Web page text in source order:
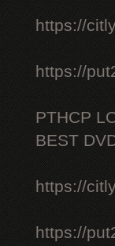
https://
https://
PTHCP
BEST
https://
https://